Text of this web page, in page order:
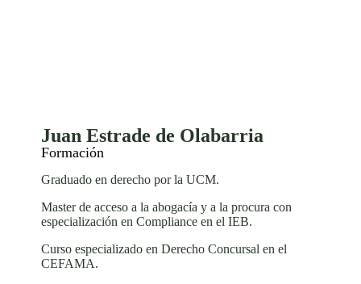
Juan Estrade de Olabarria
Formación
Graduado en derecho por la UCM.
Master de acceso a la abogacía y a la procura con
especialización en Compliance en el IEB.
Curso especializado en Derecho Concursal en el
CEFAMA.